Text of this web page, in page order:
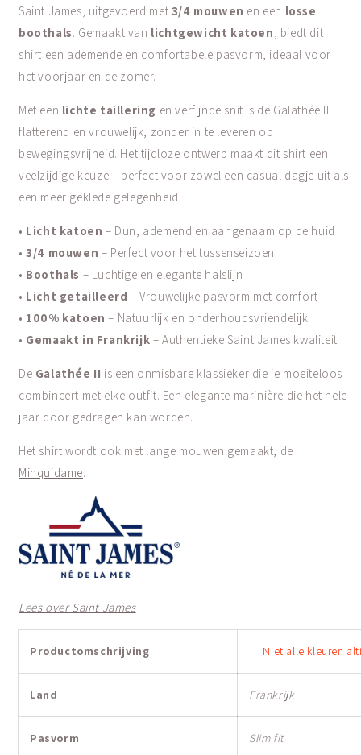
Saint James, uitgevoerd met 3/4 mouwen en een losse
boothals. Gemaakt van lichtgewicht katoen, biedt dit
shirt een ademende en comfortabele pasvorm, ideaal voor
het voorjaar en de zomer.
Met een lichte taillering en verfijnde snit is de Galathée II
flatterend en vrouwelijk, zonder in te leveren op
bewegingsvrijheid. Het tijdloze ontwerp maakt dit shirt een
veelzijdige keuze – perfect voor zowel een casual dagje uit als
een meer geklede gelegenheid.
• Licht katoen – Dun, ademend en aangenaam op de huid
•3/4 mouwen – Perfect voor het tussenseizoen
• Boothals – Luchtige en elegante halslijn
• Licht getailleerd – Vrouwelijke pasvorm met comfort
• 100% katoen – Natuurlijk en onderhoudsvriendelijk
• Gemaakt in Frankrijk – Authentieke Saint James kwaliteit
De Galathée II is een onmisbare klassieker die je moeiteloos
combineert met elke outfit. Een elegante marinière die het hele
jaar door gedragen kan worden.
Het shirt wordt ook met lange mouwen gemaakt, de
Minquidame.
Lees over Saint James
Productomschrijving Niet alle kleuren
Land Frankrijk
Pasvorm Slim fit